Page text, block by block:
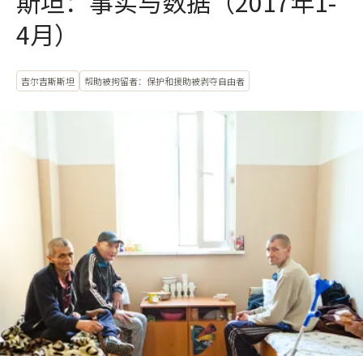
4月）
吉尔吉斯斯坦 帮助被拘留者：保护和援助被剥夺自由者